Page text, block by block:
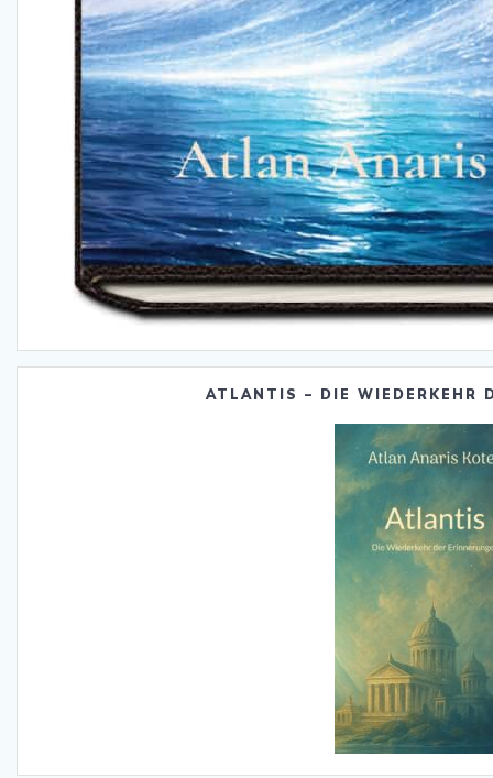
ATLANTIS – DIE WIEDERKEHR